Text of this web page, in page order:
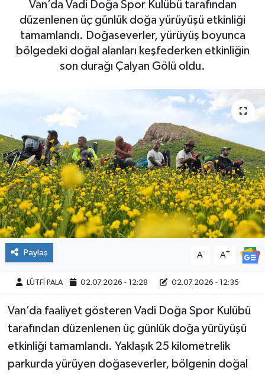
Van’da Vadi Doğa Spor Kulübü tarafından
düzenlenen üç günlük doğa yürüyüşü etkinliği
tamamlandı. Doğaseverler, yürüyüş boyunca
bölgedeki doğal alanları keşfederken etkinliğin
son durağı Çalyan Gölü oldu.
Paylaş A- A+
LÜTFİ PALA 02.07.2026 - 12:28 02.07.2026 - 12:35
Van’da faaliyet gösteren Vadi Doğa Spor Kulübü
tarafından düzenlenen üç günlük doğa yürüyüşü
etkinliği tamamlandı. Yaklaşık 25 kilometrelik
parkurda yürüyen doğaseverler, bölgenin doğal
Haber Arşivi